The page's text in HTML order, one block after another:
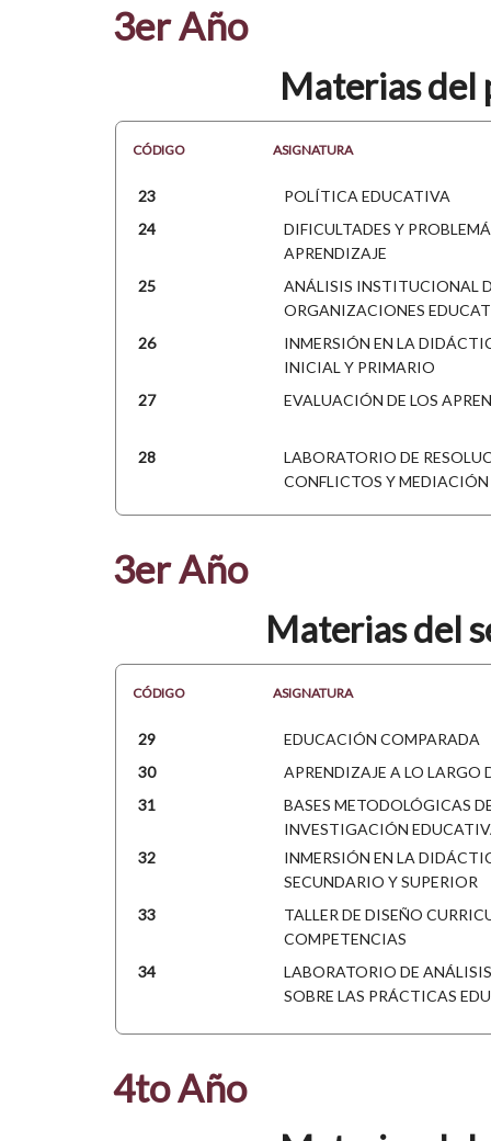
3er Año
Materias del
CÓDIGO ASIGNATURA
23
POLÍTICA EDUCATIVA
24
DIFICULTADES Y
APRENDIZAJE
25
ANÁLISIS INSTITUCIONAL
ORGANIZACIONES
26
INMERSIÓN EN LA
INICIAL Y PRIMARIO
27
EVALUACIÓN DE LOS
28
LABORATORIO DE
CONFLICTOS Y
3er Año
Materias del
CÓDIGO ASIGNATURA
29
EDUCACIÓN COMPARADA
30
APRENDIZAJE A LO LARGO
31
BASES METODOLÓGICAS
INVESTIGACIÓN
32
INMERSIÓN EN LA
SECUNDARIO Y SUPERIOR
33
TALLER DE DISEÑO
COMPETENCIAS
34
LABORATORIO DE
SOBRE LAS PRÁCTICAS
4to Año